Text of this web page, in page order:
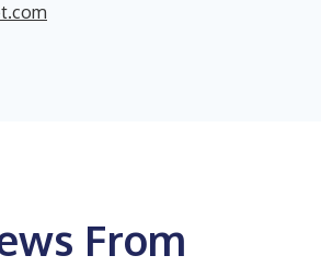
From